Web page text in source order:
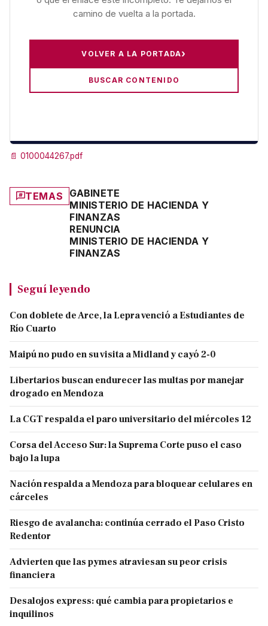
📄 0100044267.pdf
TEMAS
GABINETE
MINISTERIO DE HACIENDA Y
FINANZAS
RENUNCIA
MINISTERIO DE HACIENDA Y
FINANZAS
Seguí leyendo
Con doblete de Arce, la Lepra venció a Estudiantes de
Río Cuarto
Maipú no pudo en su visita a Midland y cayó 2-0
Libertarios buscan endurecer las multas por manejar
drogado en Mendoza
La CGT respalda el paro universitario del miércoles 12
Corsa del Acceso Sur: la Suprema Corte puso el caso
bajo la lupa
Nación respalda a Mendoza para bloquear celulares en
cárceles
Riesgo de avalancha: continúa cerrado el Paso Cristo
Redentor
Advierten que las pymes atraviesan su peor crisis
financiera
Desalojos express: qué cambia para propietarios e
inquilinos